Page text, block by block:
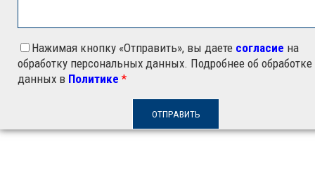
Нажимая кнопку «Отправить», вы даете согласие на
обработку персональных данных. Подробнее об обработке
данных в Политике *